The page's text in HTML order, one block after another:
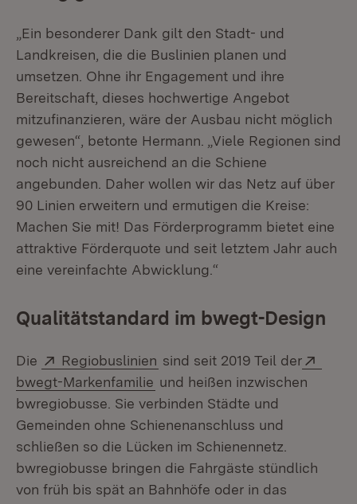
„Ein besonderer Dank gilt den Stadt- und
Landkreisen, die die Buslinien planen und
umsetzen. Ohne ihr Engagement und ihre
Bereitschaft, dieses hochwertige Angebot
mitzufinanzieren, wäre der Ausbau nicht möglich
gewesen“, betonte Hermann. „Viele Regionen sind
noch nicht ausreichend an die Schiene
angebunden. Daher wollen wir das Netz auf über
90 Linien erweitern und ermutigen die Kreise:
Machen Sie mit! Das Förderprogramm bietet eine
attraktive Förderquote und seit letztem Jahr auch
eine vereinfachte Abwicklung.“
Qualitätstandard im bwegt-Design
Die Extern:
Regiobuslinien (Öffnet in neuem Fenster)
sind seit 2019 Teil der
bwegt-Markenfamilie (Öffnet in neuem Fenster)
und heißen inzwischen
bwregiobusse. Sie verbinden Städte und
Gemeinden ohne Schienenanschluss und
schließen so die Lücken im Schienennetz.
bwregiobusse bringen die Fahrgäste stündlich
von früh bis spät an Bahnhöfe oder in das